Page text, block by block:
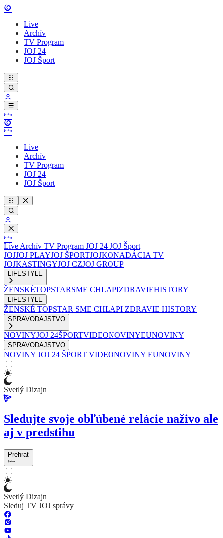
Live
Archív
TV Program
JOJ 24
JOJ Šport
Live
Archív
TV Program
JOJ 24
JOJ Šport
Live Archív TV Program JOJ 24 JOJ Šport
JOJJOJ PLAYJOJ ŠPORTJOJKONADÁCIA TV
JOJKASTINGYJOJ CZJOJ GROUP
LIFESTYLE
ŽENSKÉTOPSTARSME CHLAPIZDRAVIEHISTORY
LIFESTYLE
ŽENSKÉ TOPSTAR SME CHLAPI ZDRAVIE HISTORY
SPRAVODAJSTVO
NOVINYJOJ 24ŠPORTVIDEONOVINYEUNOVINY
SPRAVODAJSTVO
NOVINY JOJ 24 ŠPORT VIDEONOVINY EUNOVINY
Svetlý Dizajn
Sledujte svoje obľúbené relácie naživo ale
aj v predstihu
Prehrať
Svetlý Dizajn
Sleduj TV JOJ správy